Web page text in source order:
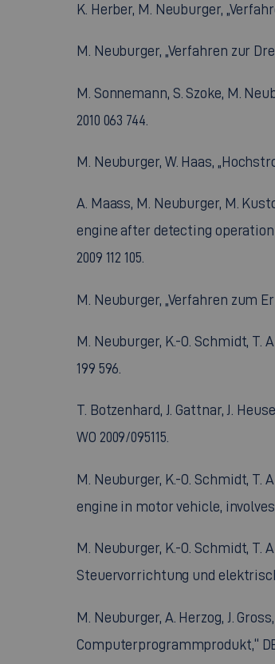
K. Herber, M. Neuburger,
M. Neuburger, „Verfahren zur
M. Sonnemann, S. Szoke, M.
2010 063 744.
M. Neuburger, W. Haas,
A. Maass, M. Neuburger, M.
engine after detecting
2009 112 105.
M. Neuburger, „Verfahren zum
M. Neuburger, K.-O. Schmidt,
199 596.
T. Botzenhard, J. Gattnar, J.
WO 2009/095115.
M. Neuburger, K.-O. Schmidt,
engine in motor vehicle,
M. Neuburger, K.-O. Schmidt,
Steuervorrichtung und
M. Neuburger, A. Herzog, J.
Computerprogrammprodukt,“ DE